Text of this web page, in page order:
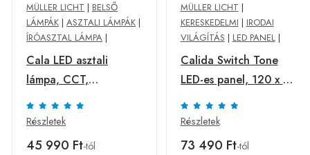
MÜLLER LICHT | BELSŐ
LÁMPÁK | ASZTALI LÁMPÁK |
ÍRÓASZTAL LÁMPA |
Cala LED asztali
lámpa, CCT,
fényerőszabályzó,
fekete
Részletek
45 990 Ft-tól
MÜLLER LICHT |
KERESKEDELMI | IRODAI
VILÁGÍTÁS | LED PANEL|
Calida Switch Tone
LED-es panel, 120 x 30
cm
Részletek
73 490 Ft-tól